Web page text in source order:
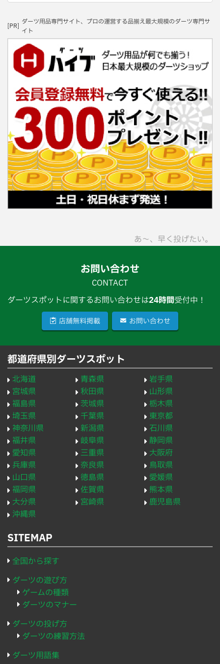
[PR]
ダーツ用品専門サイト、プロの運営する品揃え最大規模のダーツ専門サ
イト
あ〜、早く投げたい。
お問い合わせ
CONTACT
ダーツスポットに関するお問い合わせは24時間受付中！
店舗無料掲載 お問い合わせ
都道府県別ダーツスポット
北海道 青森県
岩手県
宮城県
秋田県
山形県
福島県
茨城県
栃木県
埼玉県
千葉県
東京都
神奈川県
新潟県
石川県
福井県
岐阜県
静岡県
愛知県
三重県
大阪府
兵庫県
奈良県
鳥取県
山口県
徳島県
愛媛県
福岡県
佐賀県
熊本県
大分県
宮崎県
鹿児島県
沖縄県
SITEMAP
全国から探す
ダーツの遊び方
ゲームの種類
ダーツのマナー
ダーツの投げ方
ダーツの練習方法
ダーツ用語集